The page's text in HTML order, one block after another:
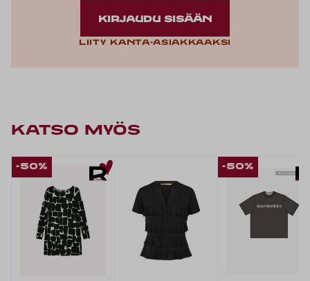
KIRJAUDU SISÄÄN
Liity kanta-asiakkaaksi
KATSO MYÖS
-50% -50%